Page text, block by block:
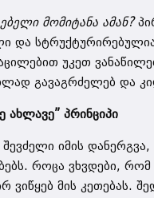
მომიტანა ამან?
და
უკეთ
გავაგრძელებ და
ახლავე” პრინციპი
იმის
როცა ვხვდები,
ვიწყებ მის კეთებას.